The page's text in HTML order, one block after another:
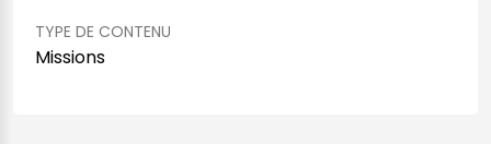
TYPE DE CONTENU
Missions